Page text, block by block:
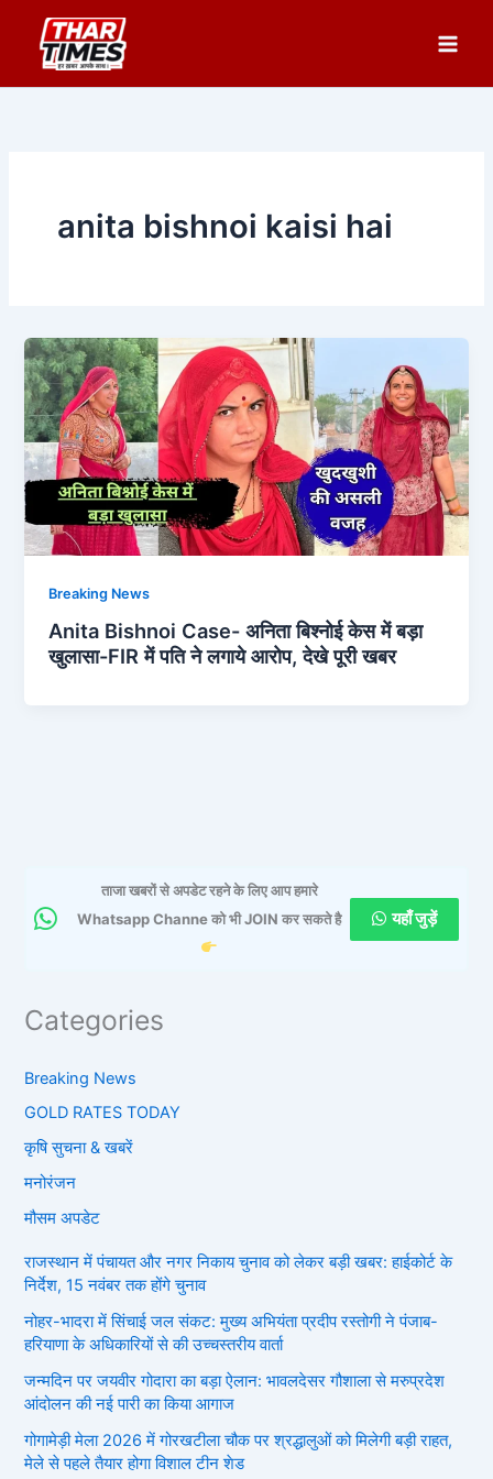
content
anita bishnoi kaisi hai
Breaking News
Anita Bishnoi Case- अनिता बिश्नोई केस में बड़ा
खुलासा-FIR में पति ने लगाये आरोप, देखे पूरी खबर
ताजा खबरों से अपडेट रहने के लिए आप हमारे
Whatsapp Channe को भी JOIN कर सकते है
यहाँ जुड़ें
Categories
Breaking News
GOLD RATES TODAY
कृषि सुचना & खबरें
मनोरंजन
मौसम अपडेट
राजस्थान में पंचायत और नगर निकाय चुनाव को लेकर बड़ी खबर: हाईकोर्ट के
निर्देश, 15 नवंबर तक होंगे चुनाव
नोहर-भादरा में सिंचाई जल संकट: मुख्य अभियंता प्रदीप रस्तोगी ने पंजाब-
हरियाणा के अधिकारियों से की उच्चस्तरीय वार्ता
जन्मदिन पर जयवीर गोदारा का बड़ा ऐलान: भावलदेसर गौशाला से मरुप्रदेश
आंदोलन की नई पारी का किया आगाज
गोगामेड़ी मेला 2026 में गोरखटीला चौक पर श्रद्धालुओं को मिलेगी बड़ी राहत,
मेले से पहले तैयार होगा विशाल टीन शेड